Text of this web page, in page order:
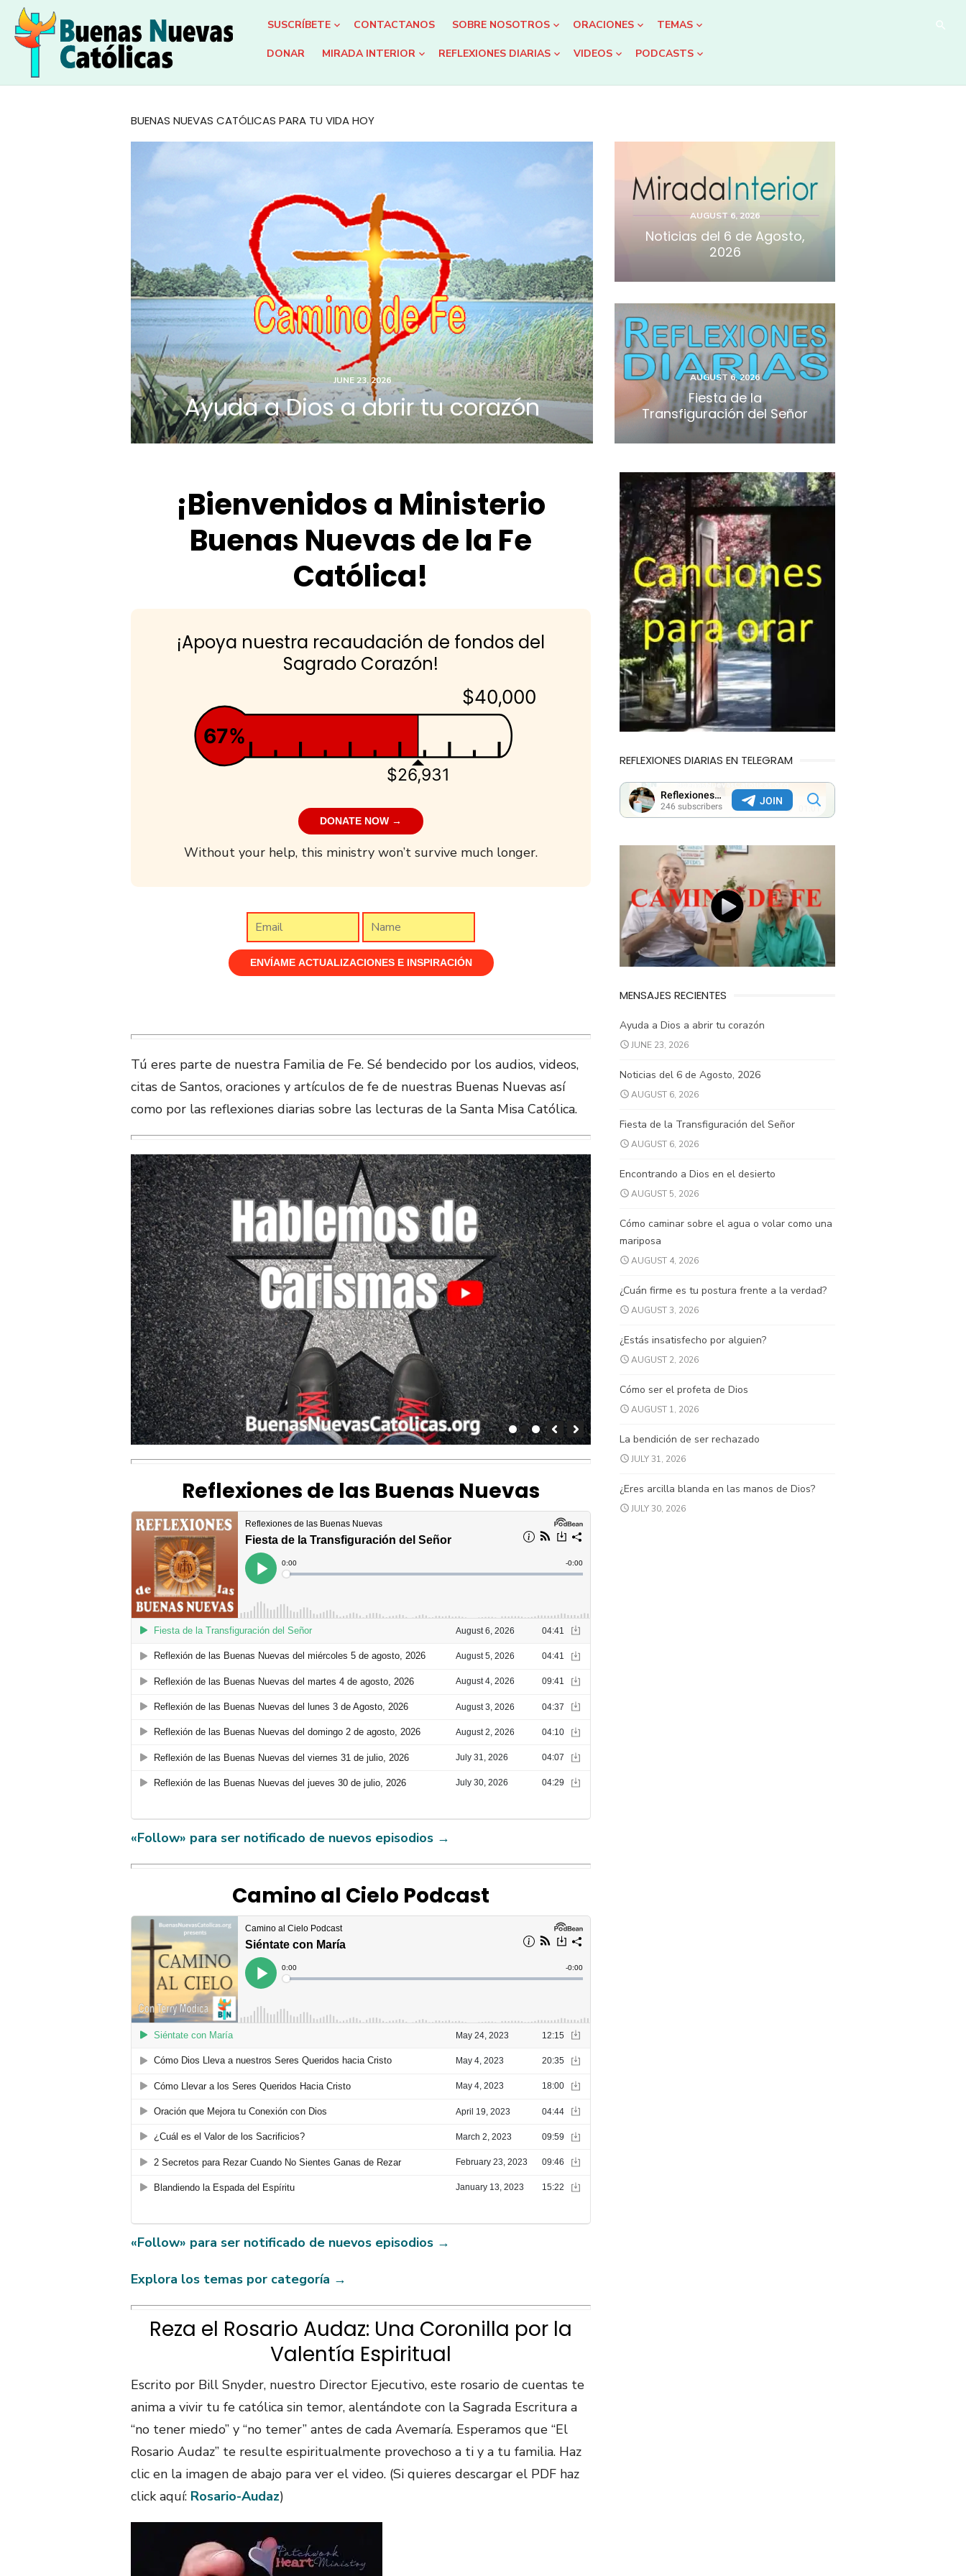
content
SUSCRÍBETE CONTACTANOS SOBRE NOSOTROS ORACIONES TEMAS
DONAR MIRADA INTERIOR REFLEXIONES DIARIAS VIDEOS PODCASTS
BUENAS NUEVAS CATÓLICAS PARA TU VIDA HOY
JUNE 23, 2026
Ayuda a Dios a abrir tu corazón
AUGUST 6, 2026
Noticias del 6 de Agosto,
2026
AUGUST 6, 2026
Fiesta de la
Transfiguración del Señor
¡Bienvenidos a Ministerio
Buenas Nuevas de la Fe
Católica!
¡Apoya nuestra recaudación de fondos del
Sagrado Corazón!
$40,000
$26,931
67%
DONATE NOW →
Without your help, this ministry won’t survive much longer.
Tú eres parte de nuestra Familia de Fe. Sé bendecido por los audios, videos,
citas de Santos, oraciones y artículos de fe de nuestras Buenas Nuevas así
como por las reflexiones diarias sobre las lecturas de la Santa Misa Católica.
Reflexiones de las Buenas Nuevas
«Follow» para ser notificado de nuevos episodios →
Camino al Cielo Podcast
«Follow» para ser notificado de nuevos episodios →
Explora los temas por categoría →
Reza el Rosario Audaz: Una Coronilla por la
Valentía Espiritual
Escrito por Bill Snyder, nuestro Director Ejecutivo, este rosario de cuentas te
anima a vivir tu fe católica sin temor, alentándote con la Sagrada Escritura a
“no tener miedo” y “no temer” antes de cada Avemaría. Esperamos que “El
Rosario Audaz” te resulte espiritualmente provechoso a ti y a tu familia. Haz
clic en la imagen de abajo para ver el video. (Si quieres descargar el PDF haz
click aquí: Rosario-Audaz)
REFLEXIONES DIARIAS EN TELEGRAM
MENSAJES RECIENTES
Ayuda a Dios a abrir tu corazón
JUNE 23, 2026
Noticias del 6 de Agosto, 2026
AUGUST 6, 2026
Fiesta de la Transfiguración del Señor
AUGUST 6, 2026
Encontrando a Dios en el desierto
AUGUST 5, 2026
Cómo caminar sobre el agua o volar como una
mariposa
AUGUST 4, 2026
¿Cuán firme es tu postura frente a la verdad?
AUGUST 3, 2026
¿Estás insatisfecho por alguien?
AUGUST 2, 2026
Cómo ser el profeta de Dios
AUGUST 1, 2026
La bendición de ser rechazado
JULY 31, 2026
¿Eres arcilla blanda en las manos de Dios?
JULY 30, 2026